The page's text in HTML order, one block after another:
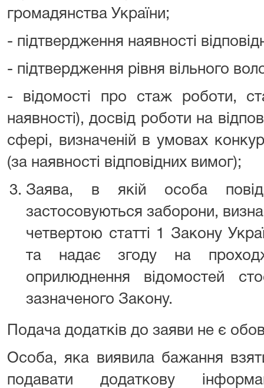
громадянства України;
- підтвердження наявності
- підтвердження рівня вільного
- відомості про стаж роботи,
наявності), досвід роботи на
сфері, визначеній в умовах
(за наявності відповідних вимог);
Заява, в якій особа
застосовуються заборони,
четвертою статті 1 Закону
та надає згоду на
оприлюднення відомостей
зазначеного Закону.
Подача додатків до заяви не є
Особа, яка виявила бажання
подавати додаткову